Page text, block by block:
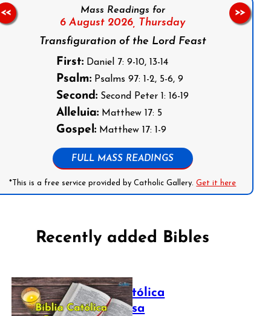
Mass Readings for
6 August 2026, Thursday
Transfiguration of the Lord Feast
First: Daniel 7: 9-10, 13-14
Psalm: Psalms 97: 1-2, 5-6, 9
Second: Second Peter 1: 16-19
Alleluia: Matthew 17: 5
Gospel: Matthew 17: 1-9
FULL MASS READINGS
*This is a free service provided by Catholic Gallery.Get it here
<< >>
Recently added Bibles
Bíblia Católica
Portuguesa